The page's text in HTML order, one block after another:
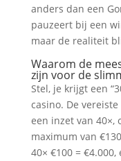
anders dan een
pauzeert bij een
maar de realiteit
Waarom de
zijn voor de
Stel, je krijgt een
casino. De
een inzet van 40×,
maximum van
40× €100 =